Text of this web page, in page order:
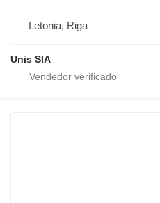
Letonia, Riga
Unis SIA